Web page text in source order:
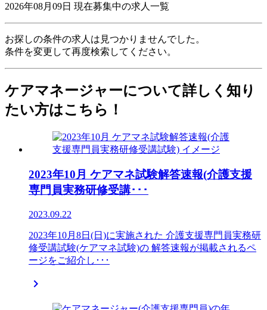
2026年08月09日 現在募集中の求人一覧
お探しの条件の求人は見つかりませんでした。
条件を変更して再度検索してください。
ケアマネージャーについて詳しく知り
たい方はこちら！
2023年10月 ケアマネ試験解答速報(介護支援
専門員実務研修受講･･･
2023.09.22
2023年10月8日(日)に実施された 介護支援専門員実務研
修受講試験(ケアマネ試験)の 解答速報が掲載されるペ
ージをご紹介し･･･
